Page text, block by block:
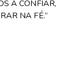
A CONFIAR,
NA FÉ.”